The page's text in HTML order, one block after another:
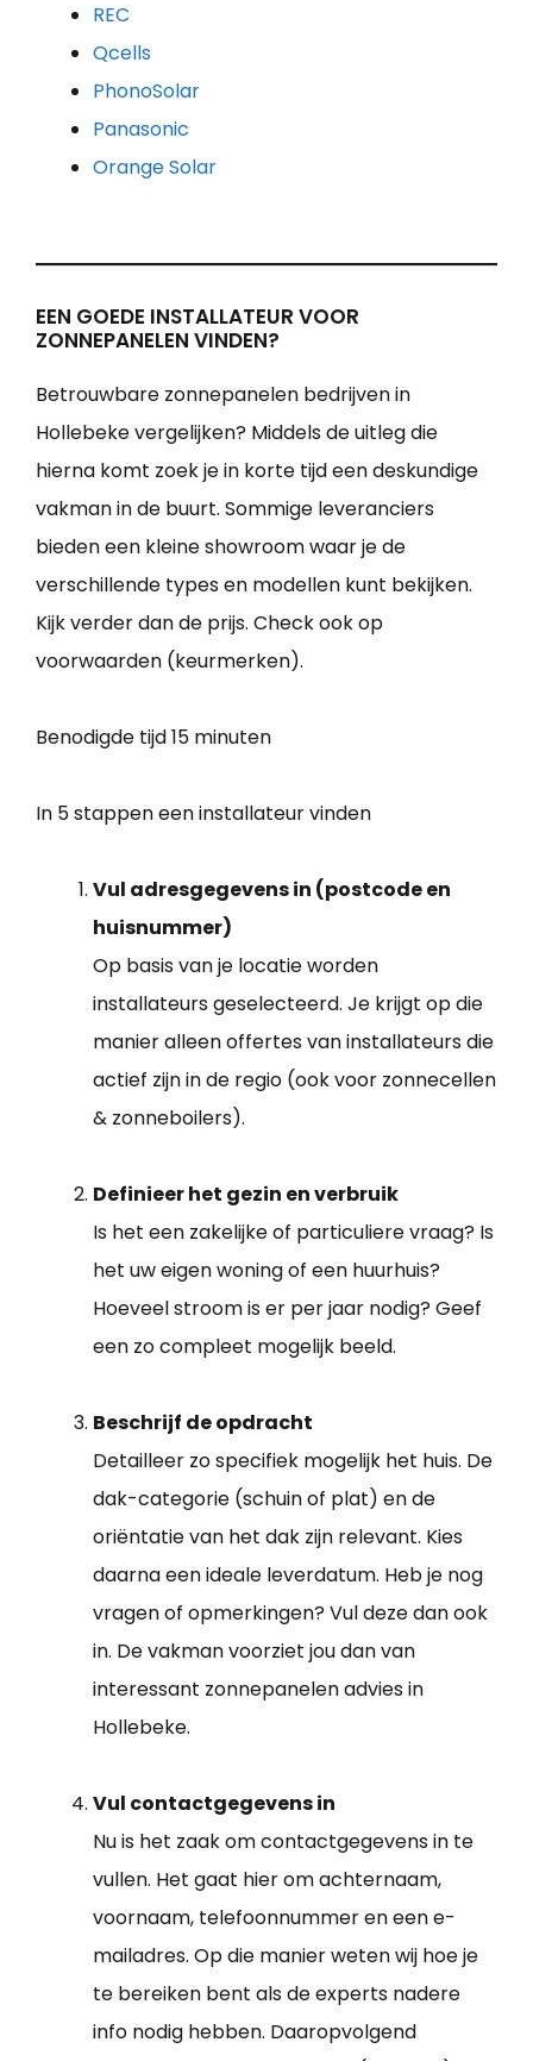
REC
Qcells
PhonoSolar
Panasonic
Orange Solar
EEN GOEDE INSTALLATEUR VOOR
ZONNEPANELEN VINDEN?
Betrouwbare zonnepanelen bedrijven in
Hollebeke vergelijken? Middels de uitleg die
hierna komt zoek je in korte tijd een deskundige
vakman in de buurt. Sommige leveranciers
bieden een kleine showroom waar je de
verschillende types en modellen kunt bekijken.
Kijk verder dan de prijs. Check ook op
voorwaarden (keurmerken).
Benodigde tijd15 minuten
In 5 stappen een installateur vinden
Vul adresgegevens in (postcode en
huisnummer)
Op basis van je locatie worden
installateurs geselecteerd. Je krijgt op die
manier alleen offertes van installateurs die
actief zijn in de regio (ook voor zonnecellen
& zonneboilers).
Definieer het gezin en verbruik
Is het een zakelijke of particuliere vraag? Is
het uw eigen woning of een huurhuis?
Hoeveel stroom is er per jaar nodig? Geef
een zo compleet mogelijk beeld.
Beschrijf de opdracht
Detailleer zo specifiek mogelijk het huis. De
dak-categorie (schuin of plat) en de
oriëntatie van het dak zijn relevant. Kies
daarna een ideale leverdatum. Heb je nog
vragen of opmerkingen? Vul deze dan ook
in. De vakman voorziet jou dan van
interessant zonnepanelen advies in
Hollebeke.
Vul contactgegevens in
Nu is het zaak om contactgegevens in te
vullen. Het gaat hier om achternaam,
voornaam, telefoonnummer en een e-
mailadres. Op die manier weten wij hoe je
te bereiken bent als de experts nadere
info nodig hebben. Daaropvolgend